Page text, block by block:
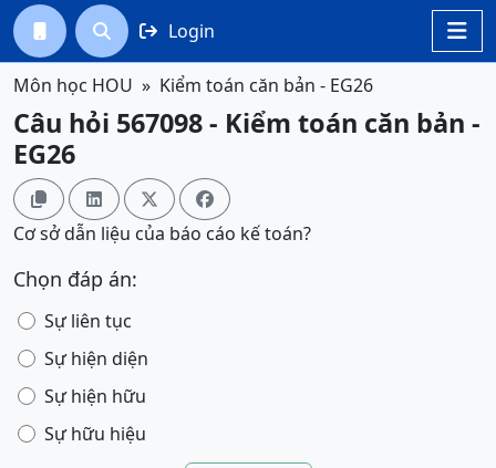

  Login
Môn học HOU Kiểm toán căn bản - EG26
Câu hỏi 567098 - Kiểm toán căn bản -
EG26
   
Cơ sở dẫn liệu của báo cáo kế toán?
Chọn đáp án:
Sự liên tục
Sự hiện diện
Sự hiện hữu
Sự hữu hiệu